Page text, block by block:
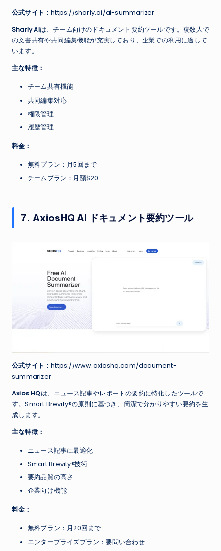
公式サイト：https://sharly.ai/ai-summarizer
Sharly AIは、チーム向けのドキュメント要約ツールです。複数人で
の文書共有や共同編集機能が充実しており、企業での利用に適して
います。
主な特徴：
チーム共有機能
共同編集対応
権限管理
履歴管理
料金：
無料プラン：月5回まで
チームプラン：月額$20
7. AxiosHQ AI ドキュメント要約ツール
公式サイト：https://www.axioshq.com/document-
summarizer
Axios HQは、ニュース記事やレポートの要約に特化したツールで
す。Smart Brevity®の原則に基づき、簡潔で分かりやすい要約を生
成します。
主な特徴：
ニュース記事に最適化
Smart Brevity®技術
要約品質の高さ
企業向け機能
料金：
無料プラン：月20回まで
エンタープライズプラン：要問い合わせ